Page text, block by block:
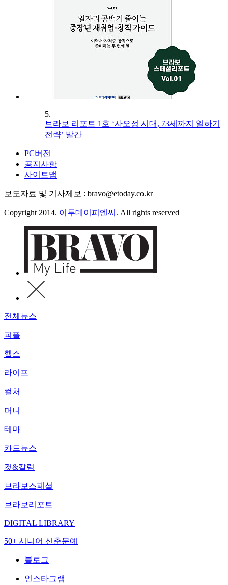
5.
브라보 리포트 1호 ‘사오정 시대, 73세까지 일하기
전략’ 발간
PC버전
공지사항
사이트맵
보도자료 및 기사제보 : bravo@etoday.co.kr
Copyright 2014. 이투데이피엔씨 . All rights reserved
전체뉴스
피플
헬스
라이프
컬처
머니
테마
카드뉴스
컷&칼럼
브라보스페셜
브라보리포트
DIGITAL LIBRARY
50+ 시니어 신춘문예
블로그
인스타그램